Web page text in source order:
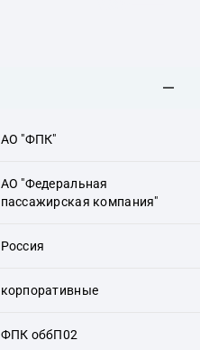
АО "ФПК"
АО "Федеральная
пассажирская компания"
Россия
корпоративные
ФПК оббП02